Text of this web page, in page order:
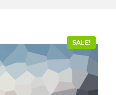
SALE!